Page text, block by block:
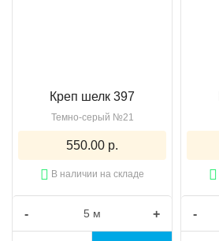
Креп шелк 397
Темно-серый №21
550.00 р.
В наличии на складе
- + -